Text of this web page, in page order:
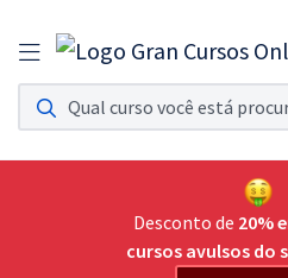
Assinatura Ilimitada 11
Acesso a todos os cursos. Teste grátis por 7
Assinatura OAB Até Passar
Acesso ilimitado a toda preparação para o
Desconto de 20%
cursos avulsos do